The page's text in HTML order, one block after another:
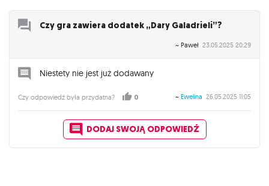
Czy gra zawiera dodatek „Dary Galadrieli”?
~ Paweł 23.05.2025 20:29
Niestety nie jest już dodawany
Czy odpowiedź była przydatna? 0 ~ Ewelina 26.05.2025 11:05
DODAJ SWOJĄ ODPOWIEDŹ